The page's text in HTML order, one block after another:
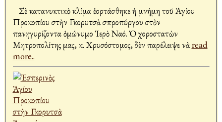
Σὲ κατανυκτικὸ κλίμα ἑορτάσθηκε ἡ μνήμη τοῦ Ἁγίου
Προκοπίου στὴν Γκορυτσὰ Ἀσπροπύργου στὸν
πανηγυρίζοντα ὁμώνυμο Ἱερὸ Ναό. Ὁ χοροστατὼν
Μητροπολίτης μας, κ. Χρυσόστομος, δὲν παρέλειψε νὰread
more..